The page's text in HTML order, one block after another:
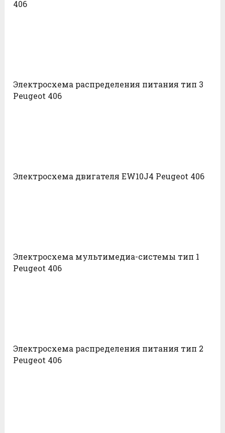
406
Электросхема распределения питания тип 3
Peugeot 406
Электросхема двигателя EW10J4 Peugeot 406
Электросхема мультимедиа-системы тип 1
Peugeot 406
Электросхема распределения питания тип 2
Peugeot 406